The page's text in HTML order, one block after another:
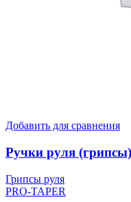
Добавить для сравнения
Ручки руля
Грипсы руля
PRO-TAPER